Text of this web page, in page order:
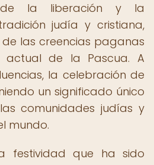
de la liberación y la
judía y cristiana,
las creencias paganas
actual de la Pascua. A
la celebración de
un significado único
comunidades judías y
mundo.
festividad que ha sido